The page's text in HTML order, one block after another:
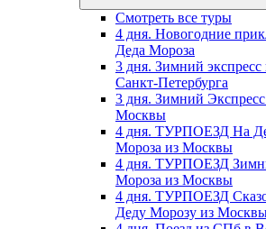
Смотреть все туры
4 дня. Новогодние
Деда Мороза
3 дня. Зимний
Санкт-Петербурга
3 дня. Зимний
Москвы
4 дня. ТУРПОЕЗД На
Мороза из Москвы
4 дня. ТУРПОЕЗД
Мороза из Москвы
4 дня. ТУРПОЕЗД
Деду Морозу из